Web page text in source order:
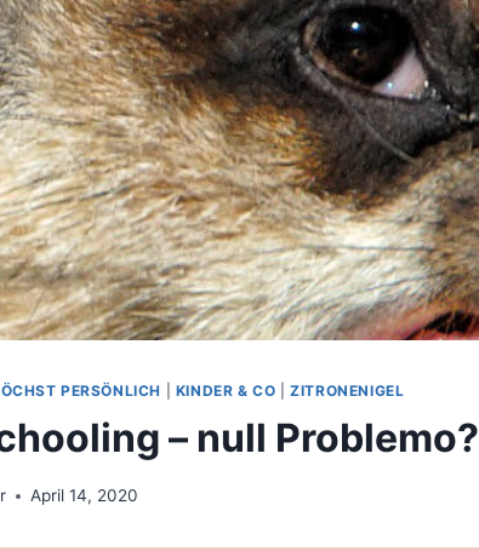
PERSÖNLICH KINDER & CO |ZITRONENIGEL
– null Problemo?
April 14, 2020